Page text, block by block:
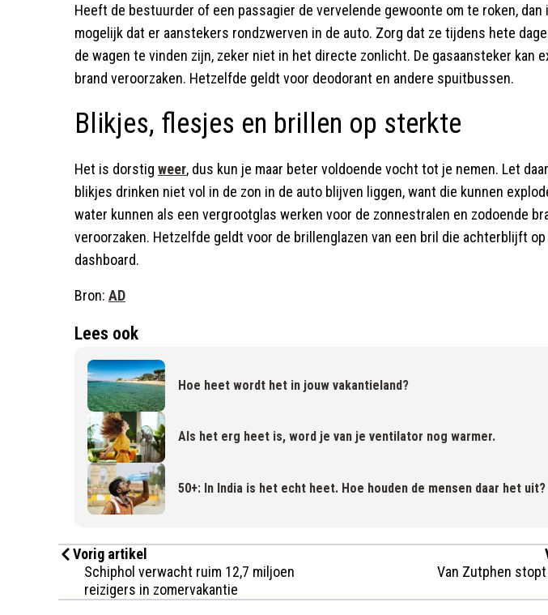
Heeft de bestuurder of een passagier de vervelende gewoonte om te roken, dan
mogelijk dat er aanstekers rondzwerven in de auto. Zorg dat ze tijdens hete
de wagen te vinden zijn, zeker niet in het directe zonlicht. De gasaansteker kan
brand veroorzaken. Hetzelfde geldt voor deodorant en andere spuitbussen.
Blikjes, flesjes en brillen op sterkte
Het is dorstig weer, dus kun je maar beter voldoende vocht tot je nemen. Let
blikjes drinken niet vol in de zon in de auto blijven liggen, want die kunnen
water kunnen als een vergrootglas werken voor de zonnestralen en zodoende
veroorzaken. Hetzelfde geldt voor de brillenglazen van een bril die achterblijft
dashboard.
Bron: AD
Lees ook
Hoe heet wordt het in jouw vakantieland?
Als het erg heet is, word je van je ventilator nog warmer.
50+: In India is het echt heet. Hoe houden de mensen daar het uit?
Vorig artikel
Schiphol verwacht ruim 12,7 miljoen
reizigers in zomervakantie
Van Zutphen